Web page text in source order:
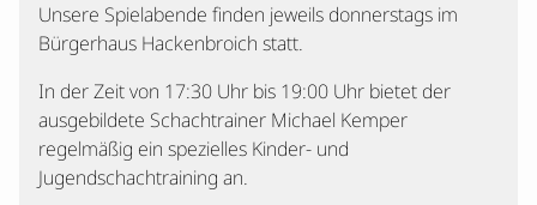
Home
Beiträge
Mannschaften
Ranglisten
Termine
Unsere Spielabende finden jeweils donnerstags im
Bürgerhaus Hackenbroich statt.
In der Zeit von 17:30 Uhr bis 19:00 Uhr bietet der
ausgebildete Schachtrainer Michael Kemper
regelmäßig ein spezielles Kinder- und
Jugendschachtraining an.